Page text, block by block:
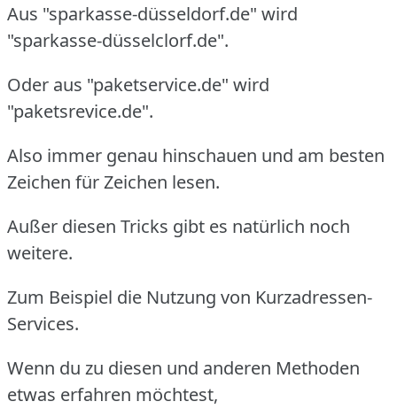
Aus "sparkasse-düsseldorf.de" wird
"sparkasse-düsselclorf.de".
Oder aus "paketservice.de" wird
"paketsrevice.de".
Also immer genau hinschauen und am besten
Zeichen für Zeichen lesen.
Außer diesen Tricks gibt es natürlich noch
weitere.
Zum Beispiel die Nutzung von Kurzadressen-
Services.
Wenn du zu diesen und anderen Methoden
etwas erfahren möchtest,